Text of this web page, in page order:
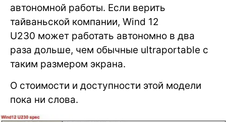
автономной работы. Если верить
тайваньской компании, Wind 12
U230 может работать автономно в два
раза дольше, чем обычные ultraportable с
таким размером экрана.
О стоимости и доступности этой модели
пока ни слова.